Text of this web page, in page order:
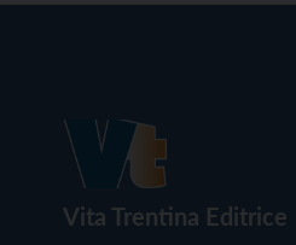
Vita Trentina Editrice